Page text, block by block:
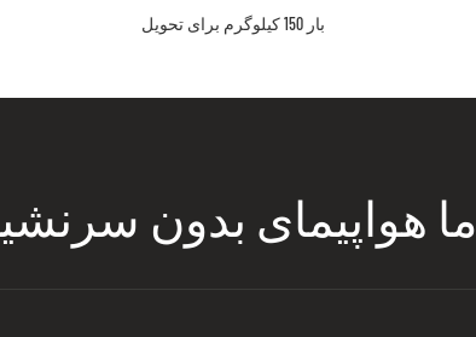
بار 150 کیلوگرم برای تحویل
ما هواپیمای بدون